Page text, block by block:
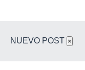
NUEVO POST ×